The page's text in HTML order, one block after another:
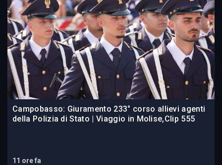
Campobasso: Giuramento 233° corso allievi agenti
della Polizia di Stato | Viaggio in Molise,Clip 555
11 ore fa